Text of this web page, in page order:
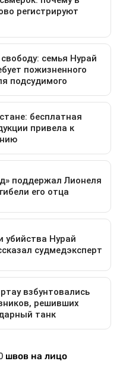
швов на лицо